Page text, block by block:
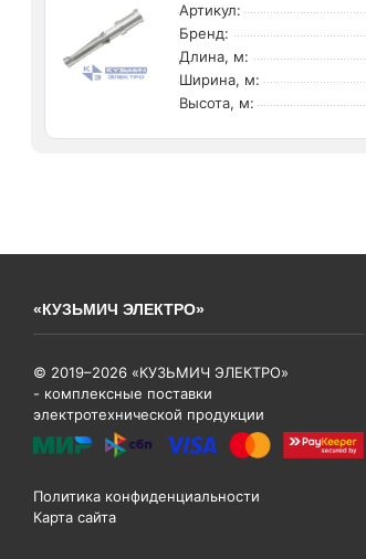
Артикул:
Бренд:
Длина, м:
Ширина, м:
Высота, м:
«КУЗЬМИЧ ЭЛЕКТРО»
© 2019–2026 «КУЗЬМИЧ ЭЛЕКТРО»
- комплексные поставки
электротехнической продукции
Политика конфиденциальности
Карта сайта